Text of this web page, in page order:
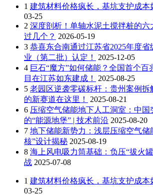
1 建筑材料价格疯长，基坑支护成本
03-25
2 深度剖析！单轴水泥土搅拌桩的六
过几个？ 2026-05-19
3 恭喜东合南通过江苏省2025年度
业（第二批）认定！
2025-12-05
4 巨石“魔方”如何储能？全国首个百
目在江苏如东建成！
2025-08-25
5 老园区逆袭零碳标杆：贵州案例拆
的新赛道在这里！
2025-08-21
6 压缩空气储能地下人工洞室：中国
的“能源地堡” | 技术前沿 2025-08-20
7 地下储能新势力：浅层压缩空气储
核”设计揭秘 2025-08-19
8 海上风电吸力筒基础：负压“拔火
战 2025-07-08
1 建筑材料价格疯长，基坑支护成本
03-25